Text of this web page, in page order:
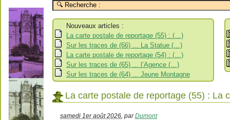
Nouveaux articles :
La carte postale de reportage (55) : (…)
Sur les traces de (66) ... La Statue (…)
La carte postale de reportage (54) : (…)
Sur les traces de (65) ... l’Agence (…)
Sur les traces de (64) ... Jeune Montagne
La carte postale de reportage (55) : La
samedi 1er août 2026 parDumont